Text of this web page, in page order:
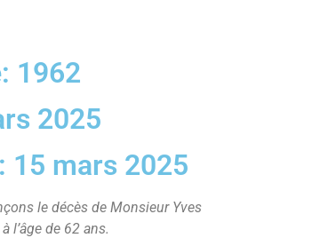
1962
2025
15 mars 2025
le décès de Monsieur Yves
l’âge de 62 ans.